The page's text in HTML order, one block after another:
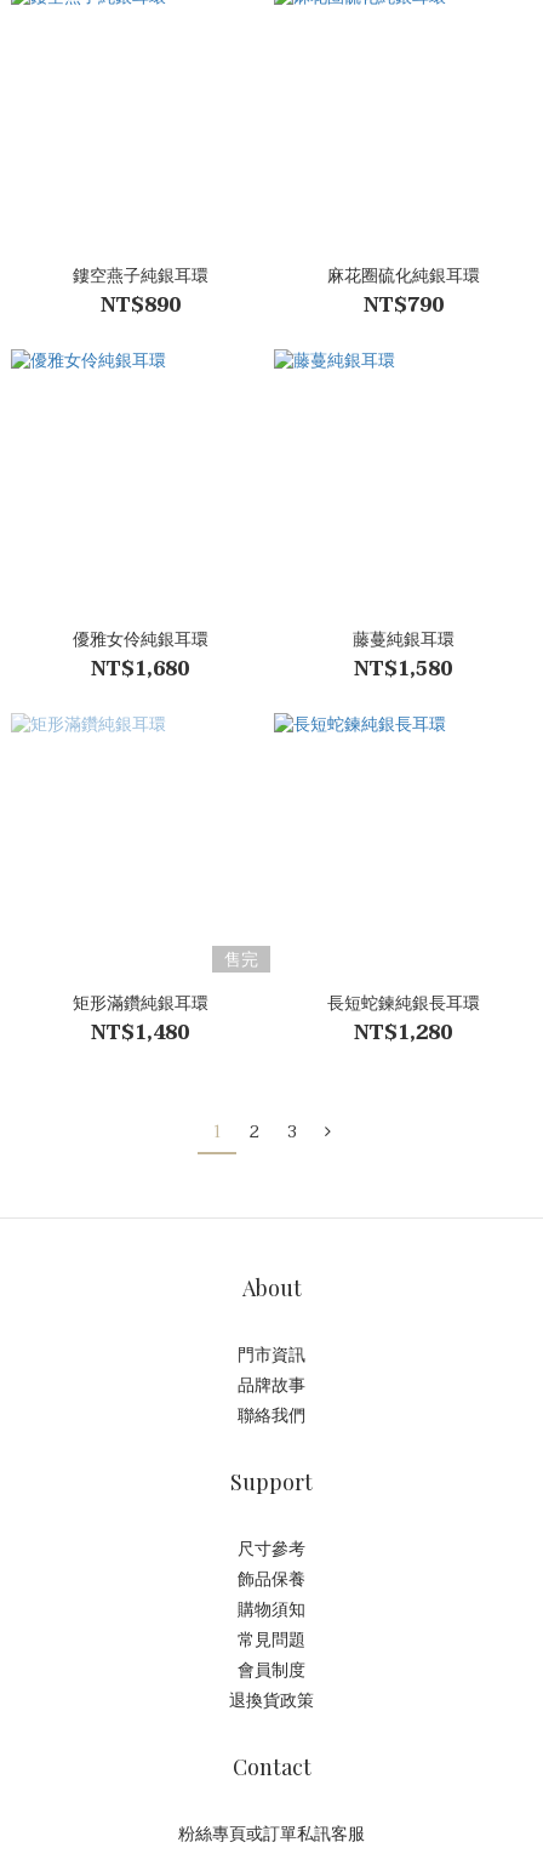
鏤空燕子純銀耳環
NT$890
麻花圈硫化純銀耳環
NT$790
優雅女伶純銀耳環
NT$1,680
藤蔓純銀耳環
NT$1,580
售完
矩形滿鑽純銀耳環
NT$1,480
長短蛇鍊純銀長耳環
NT$1,280
1 2 3
About
門市資訊
品牌故事
聯絡我們
Support
尺寸參考
飾品保養
購物須知
常見問題
會員制度
退換貨政策
Contact
粉絲專頁或訂單私訊客服